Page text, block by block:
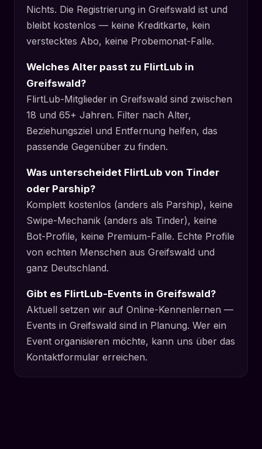
Nichts. Die Registrierung in Greifswald ist und
bleibt kostenlos — keine Kreditkarte, kein
verstecktes Abo, keine Probemonat-Falle.
Welches Alter passt zu FlirtLub in
Greifswald?
FlirtLub-Mitglieder in Greifswald sind zwischen
18 und 65+ Jahren. Filter nach Alter,
Beziehungsziel und Entfernung helfen, das
passende Gegenüber zu finden.
Was unterscheidet FlirtLub von Tinder
oder Parship?
Komplett kostenlos (anders als Parship), keine
Swipe-Mechanik (anders als Tinder), keine
Bot-Profile, keine Premium-Falle. Echte Profile
von echten Menschen aus Greifswald und
ganz Deutschland.
Gibt es FlirtLub-Events in Greifswald?
Aktuell setzen wir auf Online-Kennenlernen —
Events in Greifswald sind in Planung. Wer ein
Event organisieren möchte, kann uns über das
Kontaktformular erreichen.